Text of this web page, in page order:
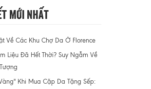
Mới Nhất
Về Các Khu Chợ Da Ở Florence
Liệu Đã Hết Thời? Suy Ngẫm Về
Khi Mua Cặp Da Tặng Sếp: